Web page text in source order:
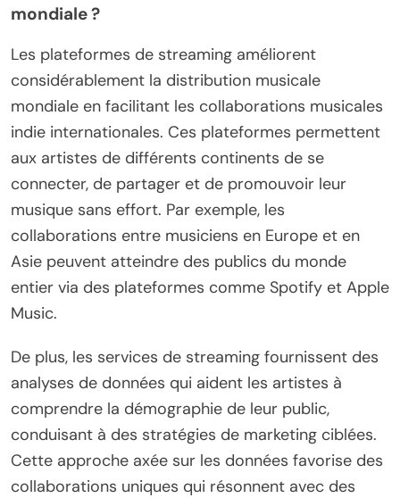
mondiale ?
Les plateformes de streaming améliorent
considérablement la distribution musicale
mondiale en facilitant les collaborations musicales
indie internationales. Ces plateformes permettent
aux artistes de différents continents de se
connecter, de partager et de promouvoir leur
musique sans effort. Par exemple, les
collaborations entre musiciens en Europe et en
Asie peuvent atteindre des publics du monde
entier via des plateformes comme Spotify et Apple
Music.
De plus, les services de streaming fournissent des
analyses de données qui aident les artistes à
comprendre la démographie de leur public,
conduisant à des stratégies de marketing ciblées.
Cette approche axée sur les données favorise des
collaborations uniques qui résonnent avec des